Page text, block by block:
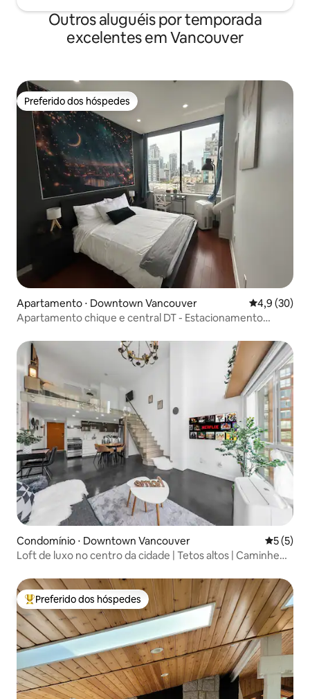
Outros aluguéis por temporada
excelentes em Vancouver
Preferido dos hóspedes
Preferido dos hóspedes
Apartamento ⋅ Downtown Vancouver 4,9 de uma
4,9 (30)
Apartamento chique e central DT - Estacionamento
Condomínio ⋅ Downtown Vancouver 5 de
5 (5)
Loft de luxo no centro da cidade | Tetos altos | Caminhe
Entre os melhores preferidos dos hóspedes
Preferido dos hóspedes